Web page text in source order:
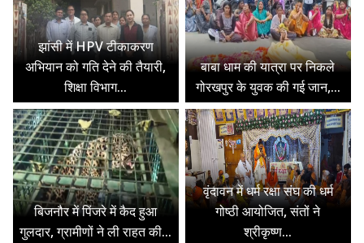
झांसी में HPV टीकाकरण
अभियान को गति देने की तैयारी,
शिक्षा विभाग...
बाबा धाम की यात्रा पर निकले
गोरखपुर के युवक की गई जान,...
बिजनौर में पिंजरे में कैद हुआ
गुलदार, ग्रामीणों ने ली राहत की...
वृंदावन में धर्म रक्षा संघ की धर्म
गोष्ठी आयोजित, संतों ने
श्रीकृष्ण...